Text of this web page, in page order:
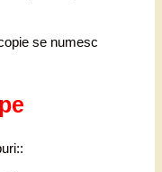
se numesc